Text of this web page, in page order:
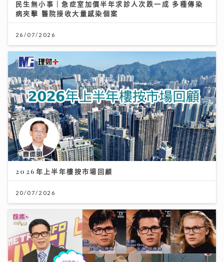
民生無小事｜急症室加價半年求診人次跌一成 多種傳染
病夾擊 醫院接收大量感染個案
26/07/2026
2026年上半年樓按市場回顧
20/07/2026